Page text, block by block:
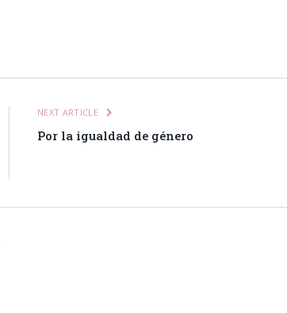
NEXT ARTICLE
Por la igualdad de género